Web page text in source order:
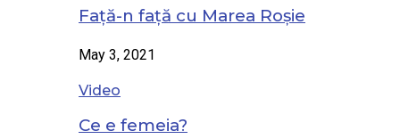
Față-n față cu Marea Roșie
May 3, 2021
Video
Ce e femeia?